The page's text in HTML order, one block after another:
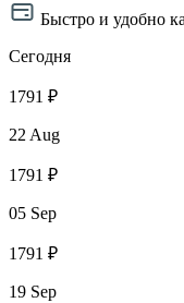
Быстро и удобно
Сегодня
1791 ₽
22 Aug
1791 ₽
05 Sep
1791 ₽
19 Sep